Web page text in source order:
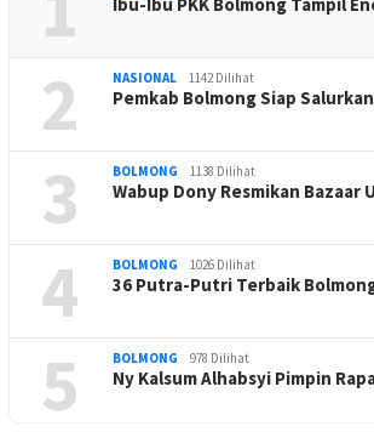
2 NASIONAL 1142 Dilihat
Pemkab Bolmong Siap
3 BOLMONG 1138 Dilihat
Wabup Dony Resmikan Bazaar
4 BOLMONG 1026 Dilihat
36 Putra-Putri Terbaik
5 BOLMONG 978 Dilihat
Ny Kalsum Alhabsyi Pimpin